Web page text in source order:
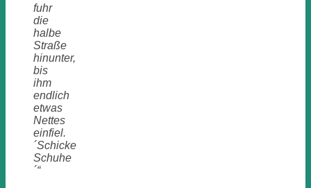
fuhr
die
halbe
Straße
hinunter,
bis
ihm
endlich
etwas
Nettes
einfiel.
´Schicke
Schuhe
´“